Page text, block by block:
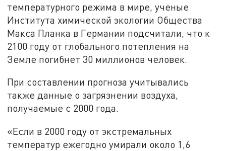
температурного режима в мире, ученые
Института химической экологии Общества
Макса Планка в Германии подсчитали, что к
2100 году от глобального потепления на
Земле погибнет 30 миллионов человек.
При составлении прогноза учитывались
также данные о загрязнении воздуха,
получаемые с 2000 года.
«Если в 2000 году от экстремальных
температур ежегодно умирали около 1,6